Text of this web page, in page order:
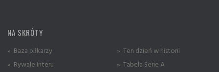
NA SKRÓTY
» Baza piłkarzy
» Rywale Interu
» Ten dzień w historii
» Tabela Serie A